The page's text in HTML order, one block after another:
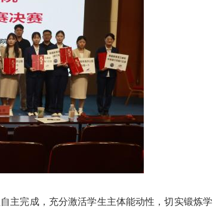
主完成，充分激活学生主体能动性，切实锻炼学